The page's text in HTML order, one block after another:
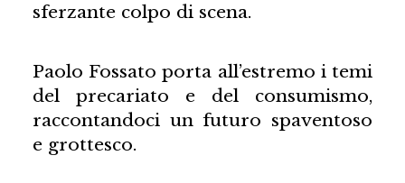
sferzante colpo di scena.
Paolo Fossato porta all’estremo i temi
del precariato e del consumismo,
raccontandoci un futuro spaventoso
e grottesco.